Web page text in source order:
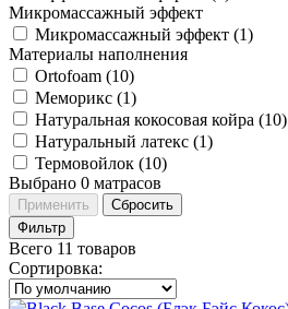
Микромассажный эффект
Микромассажный эффект (1)
Материалы наполнения
Ortofoam (10)
Меморикс (1)
Натуральная кокосовая койра (10)
Натуральный латекс (1)
Термовойлок (10)
Выбрано 0 матрасов
Применить
Сбросить
Фильтр
Всего 11 товаров
Сортировка: